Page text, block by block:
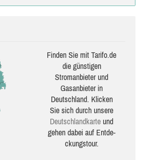
Finden Sie mit Tarifo.de
die güns­ti­gen
Stromanbieter und
Gasanbieter in
Deutschland. Klicken
Sie sich durch unsere
Deutsch­land­karte und
gehen dabei auf Ent­de­
ckungs­tour.